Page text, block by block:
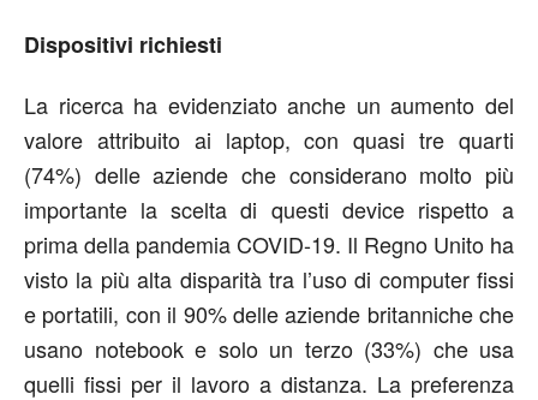
Dispositivi richiesti
La ricerca ha evidenziato anche un aumento del
valore attribuito ai laptop, con quasi tre quarti
(74%) delle aziende che considerano molto più
importante la scelta di questi device rispetto a
prima della pandemia COVID-19. Il Regno Unito ha
visto la più alta disparità tra l’uso di computer fissi
e portatili, con il 90% delle aziende britanniche che
usano notebook e solo un terzo (33%) che usa
quelli fissi per il lavoro a distanza. La preferenza